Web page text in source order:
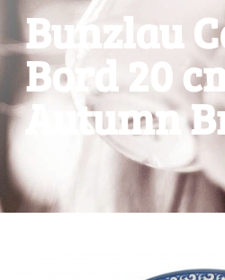
Bunzlau
Bord 20
Autumn